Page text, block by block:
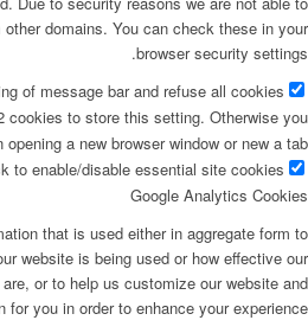
domains. You can check these in your
browser security settings.
of message bar and refuse all cookies
cookies to store this setting. Otherwise you
a new browser window or new a tab.
to enable/disable essential site cookies.
Google Analytics Cookies
that is used either in aggregate form to
website is being used or how effective our
or to help us customize our website and
for you in order to enhance your experience.